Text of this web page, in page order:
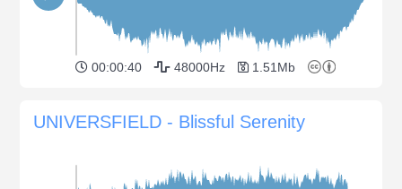
00:00:40 48000Hz 1.51Mb
UNIVERSFIELD - Blissful Serenity